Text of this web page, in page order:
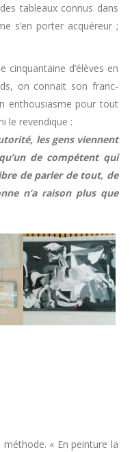
tableaux connus dans
s’en porter acquéreur ;
d’élèves en
on connait son franc-
enthousiasme pour tout
le revendique :
les gens viennent
de compétent qui
de parler de tout, de
n’a raison plus que
« En peinture la